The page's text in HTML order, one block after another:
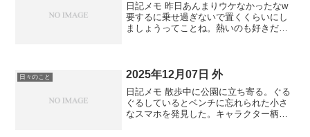
日記メモ 昨日あんまりウケなかったなw
要するに乗せ過ぎないで置くくらいにし
ましょうってことね。熱いのも好きだけ
日々のこと 2025年12月07日 外
日記メモ 散歩中に公園に立ち寄る。ぐる
ぐるしているとベンチに忘れられた小さ
なスマホを発見した。キャラクター柄の